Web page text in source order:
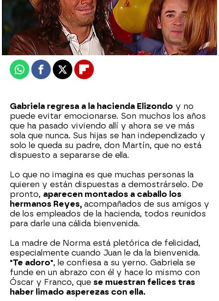
Nova
Publicado:15 de marzo de 2026, 23:00
WhatsappFacebook
X Flipboard
Gabriela regresa a la hacienda Elizondo y no
puede evitar emocionarse. Son muchos los años
que ha pasado viviendo allí y ahora se ve más
sola que nunca. Sus hijas se han independizado y
solo le queda su padre, don Martín, que no está
dispuesto a separarse de ella.
Lo que no imagina es que muchas personas la
quieren y están dispuestas a demostrárselo. De
pronto, aparecen montados a caballo los
hermanos Reyes, acompañados de sus amigos y
de los empleados de la hacienda, todos reunidos
para darle una cálida bienvenida.
La madre de Norma está pletórica de felicidad,
especialmente cuando Juan le da la bienvenida.
"Te adoro", le confiesa a su yerno. Gabriela se
funde en un abrazo con él y hace lo mismo con
Óscar y Franco, que se muestran felices tras
haber limado asperezas con ella.